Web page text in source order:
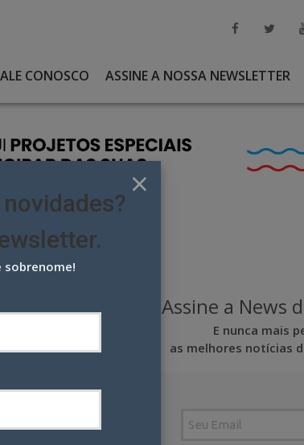
CONOSCO ASSINE A NOSSA NEWSLETTER
Assine a News
E nunca mais
as melhores notícias
×
sobrenome!